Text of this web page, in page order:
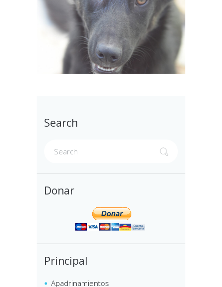
Search
Donar
Principal
Apadrinamientos